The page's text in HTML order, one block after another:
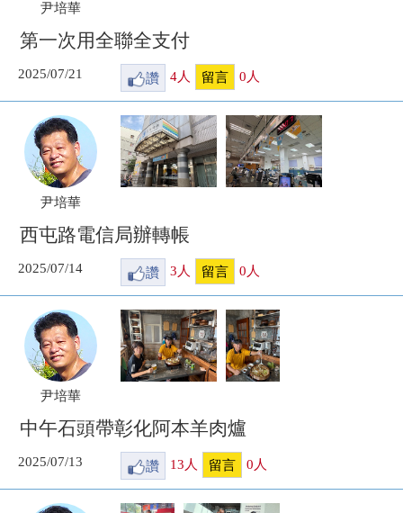
尹培華
第一次用全聯全支付
2025/07/21 讚 4人 留言 0 人
尹培華
西屯路電信局辦轉帳
2025/07/14 讚 3 人 留言 0 人
尹培華
中午石頭帶彰化阿本羊肉爐
2025/07/13 讚 13 人 留言 0 人